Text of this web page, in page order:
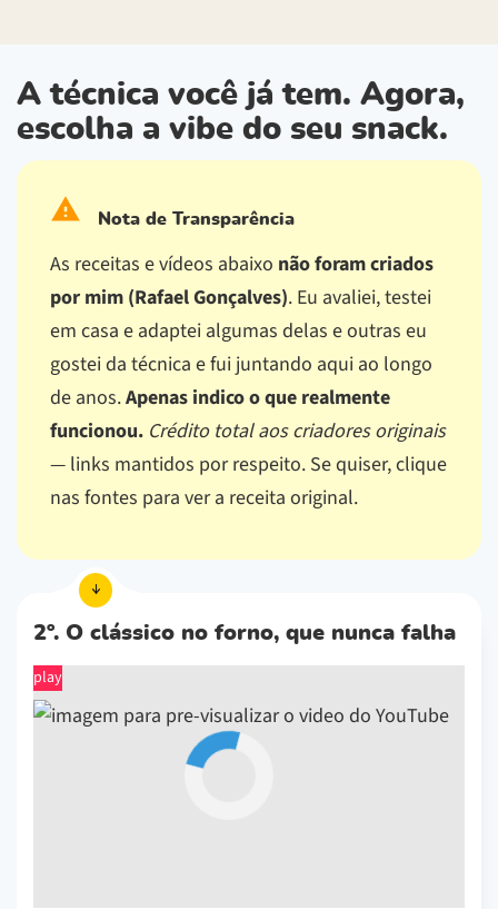
A técnica você já tem. Agora,
escolha a vibe do seu snack.
Nota de Transparência
As receitas e vídeos abaixo não foram criados
por mim (Rafael Gonçalves). Eu avaliei, testei
em casa e adaptei algumas delas e outras eu
gostei da técnica e fui juntando aqui ao longo
de anos.Apenas indico o que realmente
funcionou. Crédito total aos criadores originais
— links mantidos por respeito. Se quiser, clique
nas fontes para ver a receita original.
2º. O clássico no forno, que nunca falha
play